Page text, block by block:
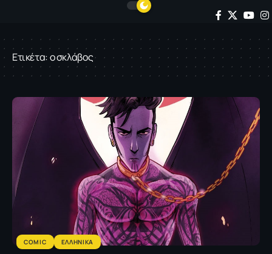
Ετικέτα:ο σκλάβος
COMIC ΕΛΛΗΝΙΚΑ